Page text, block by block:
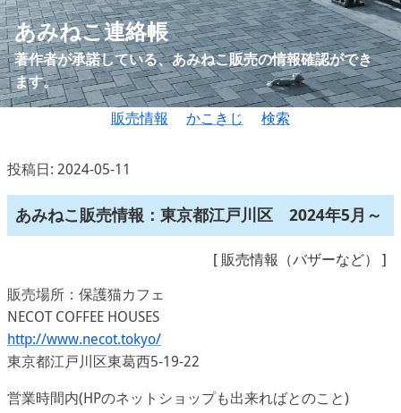
あみねこ連絡帳
著作者が承諾している、あみねこ販売の情報確認ができ
ます。
販売情報
かこきじ 検索
投稿日: 2024-05-11
あみねこ販売情報：東京都江戸川区 2024年5月～
[ 販売情報（バザーなど） ]
販売場所：保護猫カフェ
NECOT COFFEE HOUSES
http://www.necot.tokyo/
東京都江戸川区東葛西5-19-22
営業時間内(HPのネットショップも出来ればとのこと)